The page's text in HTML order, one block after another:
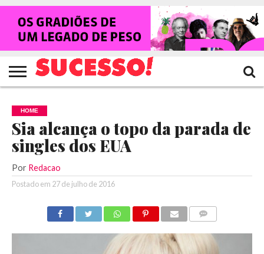
HOME
NOTÍCIAS
SHOWS
ENTREVISTAS
CLIQUES
RANKING
CROWLEY
TV
SUCESSO!
REVISTA
SUCESSO!
HOME
Sia alcança o topo da parada de
singles dos EUA
Por Redacao
Postado em 27 de julho de 2016